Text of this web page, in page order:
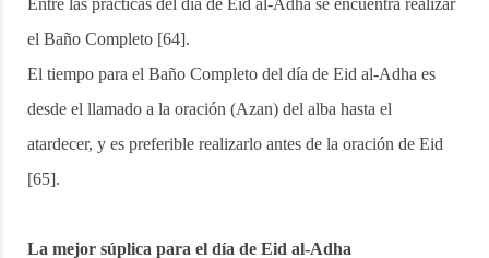
Entre las prácticas del día de Eid al-Adha se encuentra realizar
el Baño Completo [64].
El tiempo para el Baño Completo del día de Eid al-Adha es
desde el llamado a la oración (Azan) del alba hasta el
atardecer, y es preferible realizarlo antes de la oración de Eid
[65].
La mejor súplica para el día de Eid al-Adha